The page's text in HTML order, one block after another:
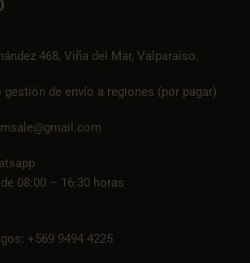
468, Viña del Mar, Valparaíso.
de envío a regiones (por pagar)
08:00 – 16:30 horas
+569 9494 4225